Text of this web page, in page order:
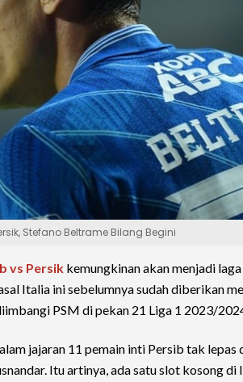
Stefano Beltrame Bilang Begini
vs Persik kemungkinan akan menjadi
Italia ini sebelumnya sudah diberikan
PSM di pekan 21 Liga 1 2023/
jajaran 11 pemain inti Persib tak lepas
Itu artinya, ada satu slot kosong di